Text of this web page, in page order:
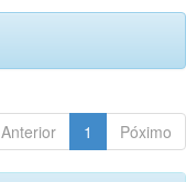
Anterior 1 Póximo